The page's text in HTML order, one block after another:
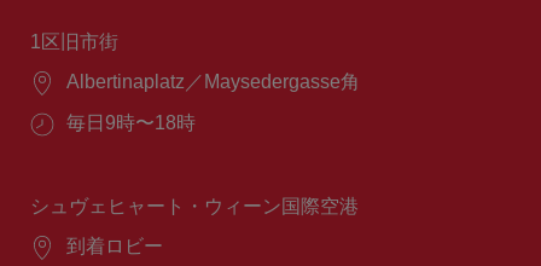
1区旧市街
場
Albertinaplatz／Maysedergasse角
営
間：
毎日9時〜18時
シュヴェヒャート・ウィーン国際空港
場
到着ロビー